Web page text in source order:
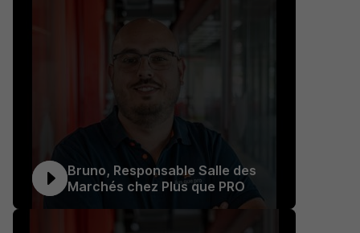
Bruno, Responsable Salle des
Marchés chez Plus que PRO